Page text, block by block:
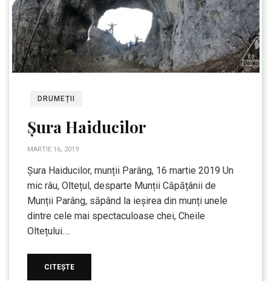
DRUMEȚII
Șura Haiducilor
MARTIE 16, 2019
Șura Haiducilor, munții Parâng, 16 martie 2019 Un
mic râu, Oltețul, desparte Munții Căpățânii de
Munții Parâng, săpând la ieșirea din munți unele
dintre cele mai spectaculoase chei, Cheile
Oltețului….
CITEȘTE